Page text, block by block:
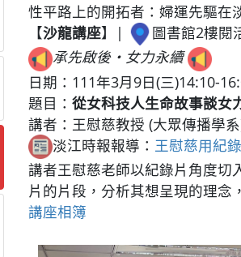
性平路上的開拓者：婦運先驅在
【沙龍講座】|
圖書館2樓閱
承先啟後‧女力永續
日期：111年3月9日(三)14:10-
題目： 從女科技人生命故事談女
講者：王慰慈教授 (大眾傳播學
淡江時報報導： 王慰慈用紀
講者王慰慈老師以紀錄片角度切
片的片段，分析其想呈現的理念
講座相簿